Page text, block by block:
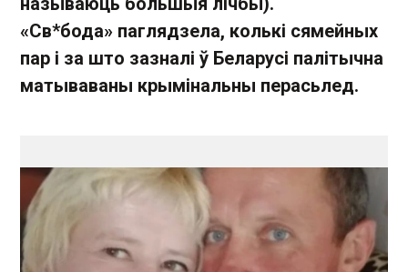
«Св*бода» паглядзела, колькі сямейных
пар і за што зазналі ў Беларусі палітычна
матываваны крымінальны перасьлед.